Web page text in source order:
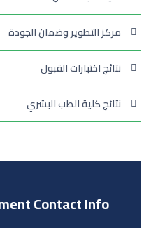
مركز التطوير وضمان الجودة
نتائج اختبارات القبول
نتائج كلية الطب البشري
Contact Info